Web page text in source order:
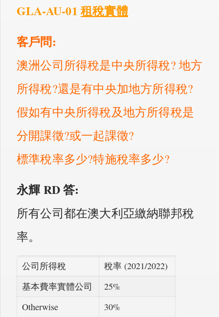
GLA-AU-01 租稅實體
客戶問:
澳洲公司所得稅是中央所得稅? 地方
所得稅?還是有中央加地方所得稅?
假如有中央所得稅及地方所得稅是
分開課徵?或一起課徵?
標準稅率多少?特施稅率多少?
永輝 RD答:
所有公司都在澳大利亞繳納聯邦稅
率。
公司所得稅
稅率 (2021/2022)
基本費率實體公司
25%
Otherwise
30%